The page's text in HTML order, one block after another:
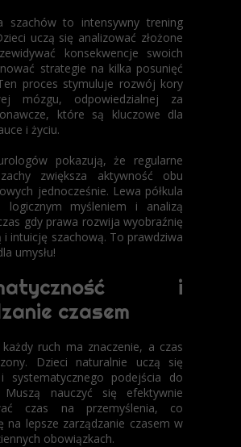
szachów to intensywny trening
uczą się analizować złożone
konsekwencje swoich
strategie na kilka posunięć
proces stymuluje rozwój kory
mózgu, odpowiedzialnej za
które są kluczowe dla
i życiu.
pokazują, że regularne
zwiększa aktywność obu
jednocześnie. Lewa półkula
logicznym myśleniem i analizą
gdy prawa rozwija wyobraźnię
i intuicję szachową. To prawdziwa
umysłu!
i
czasem
ruch ma znaczenie, a czas
Dzieci naturalnie uczą się
systematycznego podejścia do
Muszą nauczyć się efektywnie
czas na przemyślenia, co
na lepsze zarządzanie czasem w
obowiązkach.